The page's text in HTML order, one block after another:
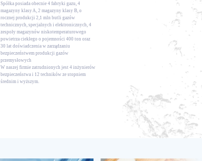
Spółka posiada obecnie 4 fabryki gazu, 4
magazyny klasy A, 2 magazyny klasy B, o
rocznej produkcji 2,1 mln butli gazów
technicznych, specjalnych i elektronicznych, 4
zespoły magazynów niskotemperaturowego
powietrza ciekłego o pojemności 400 ton oraz
30 lat doświadczenia w zarządzaniu
bezpieczeństwem produkcji gazów
przemysłowych
W naszej firmie zatrudnionych jest 4 inżynierów
bezpieczeństwa i 12 techników ze stopniem
średnim i wyższym.